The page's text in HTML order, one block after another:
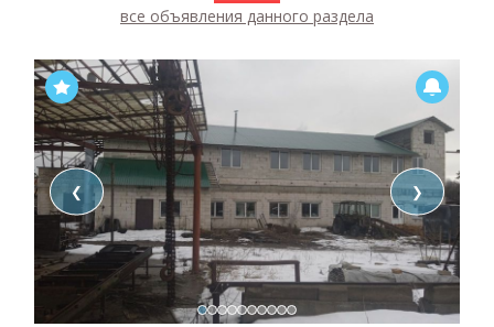
все объявления данного раздела
❮ ❯